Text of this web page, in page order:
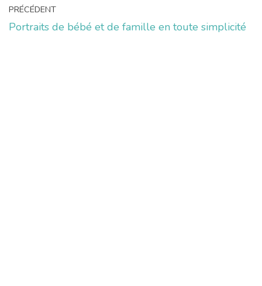
PRÉCÉDENT
Portraits de bébé et de famille en toute simplicité